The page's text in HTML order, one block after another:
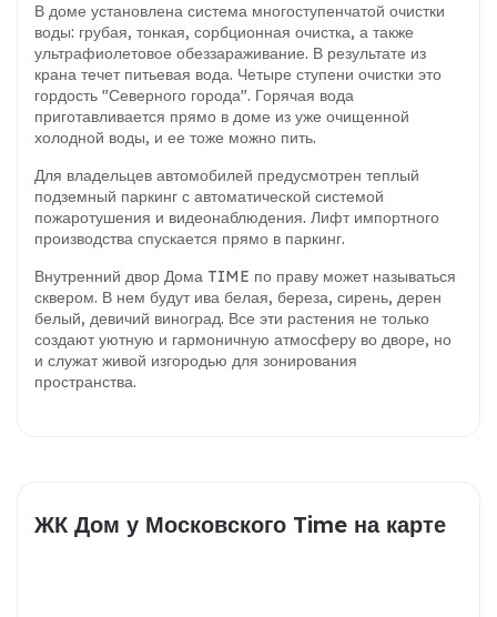
В доме установлена система многоступенчатой очистки
воды: грубая, тонкая, сорбционная очистка, а также
ультрафиолетовое обеззараживание. В результате из
крана течет питьевая вода. Четыре ступени очистки это
гордость "Северного города". Горячая вода
приготавливается прямо в доме из уже очищенной
холодной воды, и ее тоже можно пить.
Для владельцев автомобилей предусмотрен теплый
подземный паркинг с автоматической системой
пожаротушения и видеонаблюдения. Лифт импортного
производства спускается прямо в паркинг.
Внутренний двор Дома TIME по праву может называться
сквером. В нем будут ива белая, береза, сирень, дерен
белый, девичий виноград. Все эти растения не только
создают уютную и гармоничную атмосферу во дворе, но
и служат живой изгородью для зонирования
пространства.
ЖК Дом у Московского Time на карте